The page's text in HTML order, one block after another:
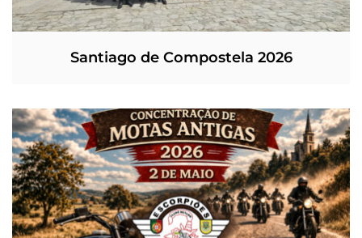
Santiago de Compostela 2026